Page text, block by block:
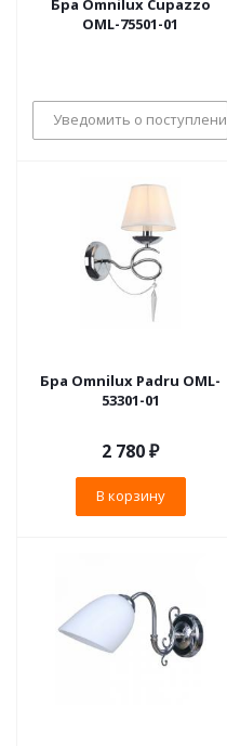
Бра Omnilux Cupazzo
OML-75501-01
Уведомить о поступлении
Бра Omnilux Padru OML-
53301-01
2 780₽
В корзину